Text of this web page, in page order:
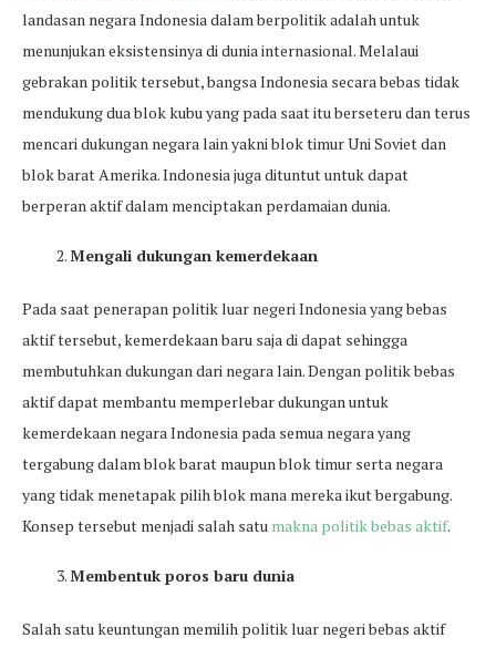
landasan negara Indonesia dalam berpolitik adalah untuk
menunjukan eksistensinya di dunia internasional. Melalaui
gebrakan politik tersebut, bangsa Indonesia secara bebas tidak
mendukung dua blok kubu yang pada saat itu berseteru dan terus
mencari dukungan negara lain yakni blok timur Uni Soviet dan
blok barat Amerika. Indonesia juga dituntut untuk dapat
berperan aktif dalam menciptakan perdamaian dunia.
Mengali dukungan kemerdekaan
Pada saat penerapan politik luar negeri Indonesia yang bebas
aktif tersebut, kemerdekaan baru saja di dapat sehingga
membutuhkan dukungan dari negara lain. Dengan politik bebas
aktif dapat membantu memperlebar dukungan untuk
kemerdekaan negara Indonesia pada semua negara yang
tergabung dalam blok barat maupun blok timur serta negara
yang tidak menetapak pilih blok mana mereka ikut bergabung.
Konsep tersebut menjadi salah satu makna politik bebas aktif.
Membentuk poros baru dunia
Salah satu keuntungan memilih politik luar negeri bebas aktif